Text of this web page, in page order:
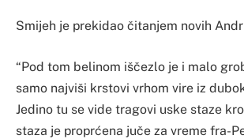
Smijeh je prekidao čitanjem novih
“Pod tom belinom iščezlo je i malo
samo najviši krstovi vrhom vire iz
Jedino tu se vide tragovi uske staze
staza je proprćena juče za vreme fra-